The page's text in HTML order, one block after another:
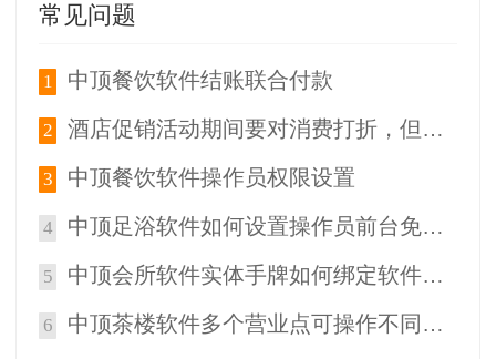
常见问题
1 中顶餐饮软件结账联合付款
2 酒店促销活动期间要对消费打折，但部分特殊商品如酒水等事不参与打折的，该如何操作？
3 中顶餐饮软件操作员权限设置
4 中顶足浴软件如何设置操作员前台免单限额
5 中顶会所软件实体手牌如何绑定软件中手牌信息
6 中顶茶楼软件多个营业点可操作不同菜单的操作说明